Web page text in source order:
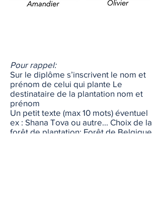
Pour rappel:
Sur le diplôme s’inscrivent le nom et
prénom de celui qui plante Le
destinataire de la plantation nom et
prénom
Un petit texte (max 10 mots) éventuel
ex : Shana Tova ou autre... Choix de la
forêt de plantation: Forêt de Belgique